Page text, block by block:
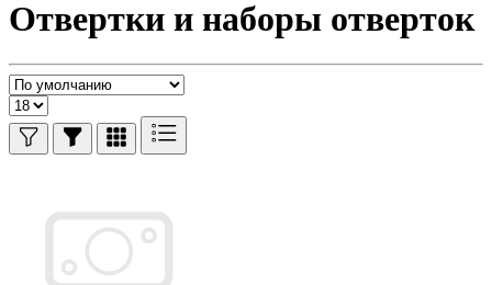
Отвертки и наборы отверток